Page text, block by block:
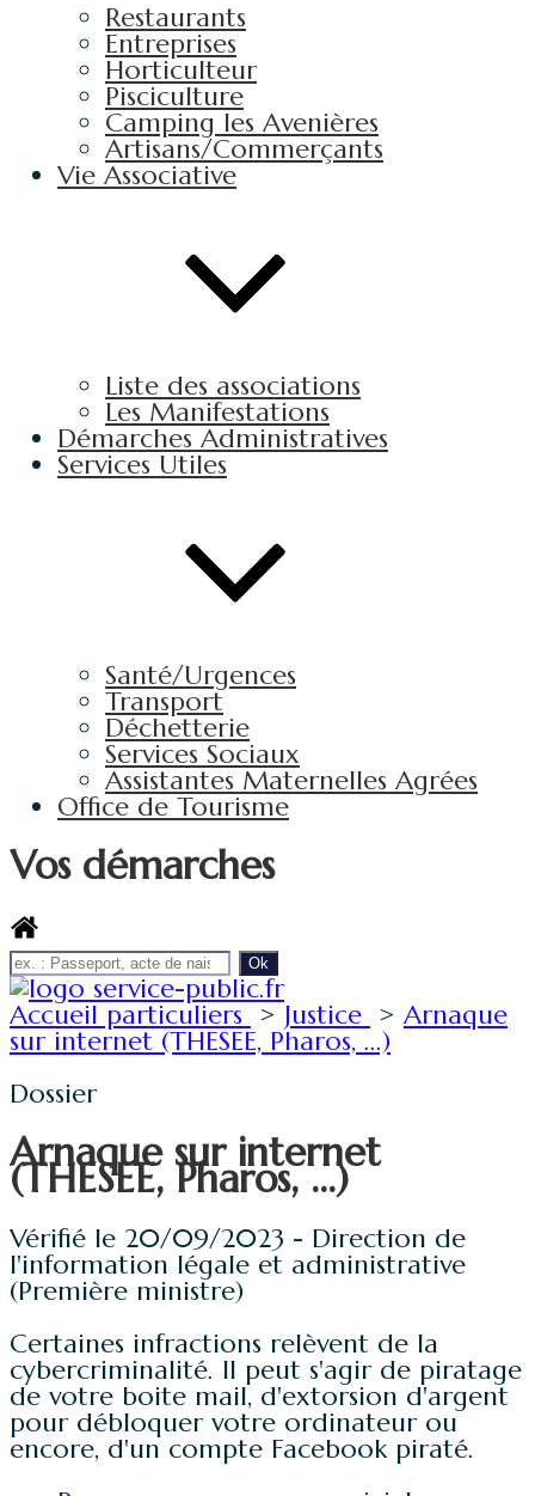
Restaurants
Entreprises
Horticulteur
Pisciculture
Camping les Avenières
Artisans/Commerçants
Vie Associative
Liste des associations
Les Manifestations
Démarches Administratives
Services Utiles
Santé/Urgences
Transport
Déchetterie
Services Sociaux
Assistantes Maternelles Agrées
Office de Tourisme
Vos démarches
Accueil particuliers > Justice > Arnaque
sur internet (THESEE, Pharos, ...)
Dossier
Arnaque sur internet
(THESEE, Pharos, ...)
Vérifié le 20/09/2023 - Direction de
l'information légale et administrative
(Première ministre)
Certaines infractions relèvent de la
cybercriminalité. Il peut s'agir de piratage
de votre boite mail, d'extorsion d'argent
pour débloquer votre ordinateur ou
encore, d'un compte Facebook piraté.